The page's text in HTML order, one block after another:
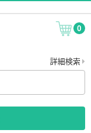
0
詳細検索